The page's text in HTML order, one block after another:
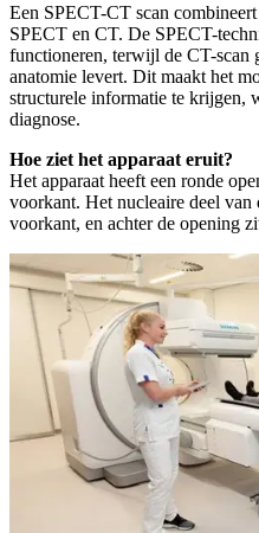
Een SPECT-CT scan
SPECT en CT. De SPECT-
functioneren, terwijl de CT-scan
anatomie levert. Dit maakt het
structurele informatie te krijgen,
diagnose.
Hoe ziet het apparaat eruit?
Het apparaat heeft een ronde
voorkant. Het nucleaire deel van
voorkant, en achter de opening